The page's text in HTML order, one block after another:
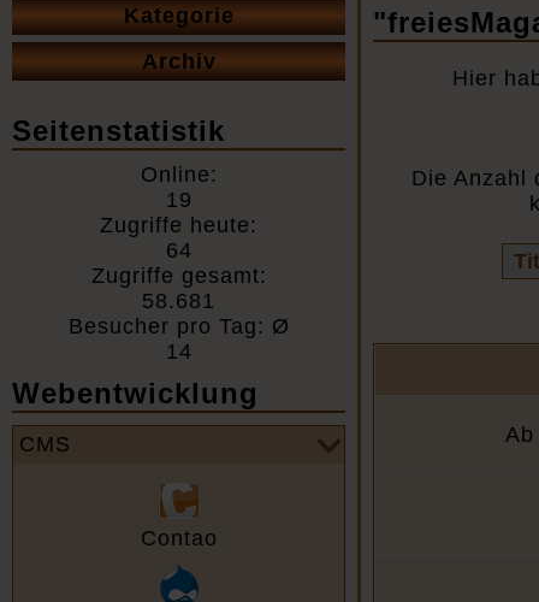
Hier
Die Anzahl
Kategorie
Archiv
Seitenstatistik
Online:
19
Zugriffe heute:
64
Zugriffe gesamt:
58.681
Besucher pro Tag: Ø
14
Webentwicklung
CMS
Contao